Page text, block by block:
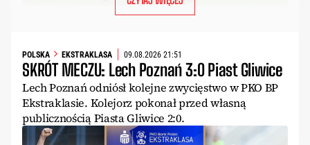
POLSKA EKSTRAKLASA 09.08.2026 21:51
SKRÓT MECZU: Lech Poznań 3:0 Piast Gliwice
Lech Poznań odniósł kolejne zwycięstwo w PKO BP
Ekstraklasie. Kolejorz pokonał przed własną
publicznością Piasta Gliwice 2:0.